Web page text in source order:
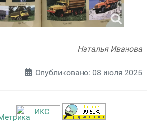
Наталья Иванова
Опубликовано: 08 июля 2025